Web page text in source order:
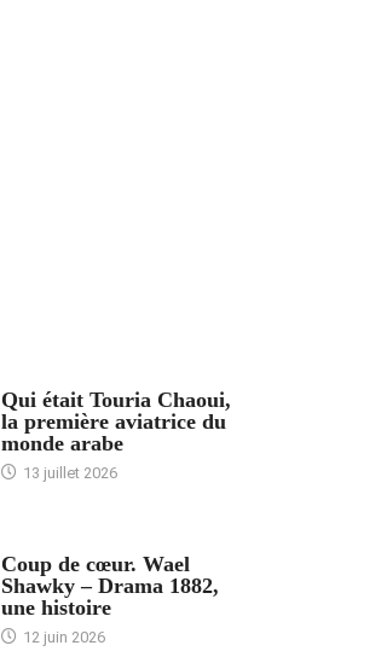
Qui était Touria Chaoui,
la première aviatrice du
monde arabe
13 juillet 2026
Coup de cœur. Wael
Shawky – Drama 1882,
une histoire
12 juin 2026